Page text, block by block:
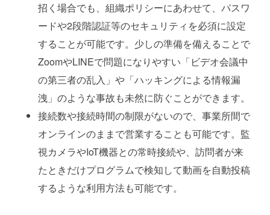
招く場合でも、組織ポリシーにあわせて、パスワ
ードや2段階認証等のセキュリティを必須に設定
することが可能です。少しの準備を備えることで
ZoomやLINEで問題になりやすい「ビデオ会議中
の第三者の乱入」や「ハッキングによる情報漏
洩」のような事故も未然に防ぐことができます。
接続数や接続時間の制限がないので、事業所間で
オンラインのままで営業することも可能です。監
視カメラやIoT機器との常時接続や、訪問者が来
たときだけプログラムで検知して動画を自動投稿
するような利用方法も可能です。